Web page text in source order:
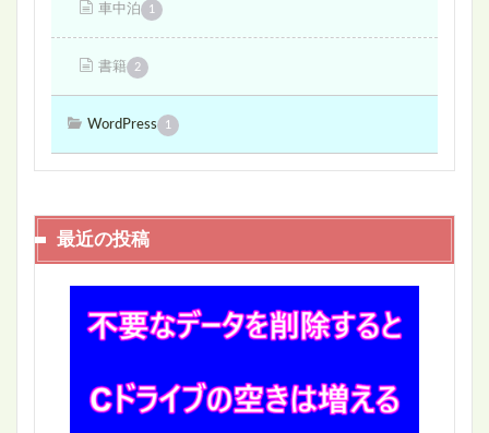
車中泊 1
書籍 2
WordPress 1
最近の投稿